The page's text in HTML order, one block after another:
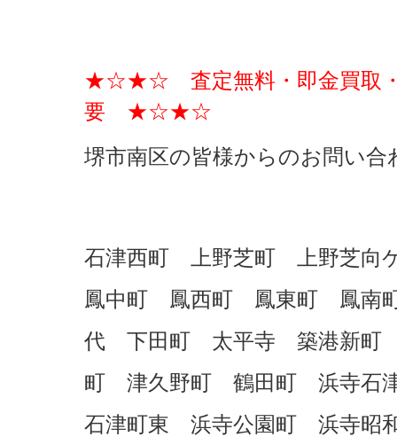
★☆★☆ 査定無料・即金買取・
要 ★☆★☆
堺市南区の皆様からのお問い
石津西町 上野芝町 上野芝
鳳中町 鳳西町 鳳東町 鳳
代 下田町 太平寺 築港新町
町 津久野町 鶴田町 浜寺石
石津町東 浜寺公園町 浜寺昭